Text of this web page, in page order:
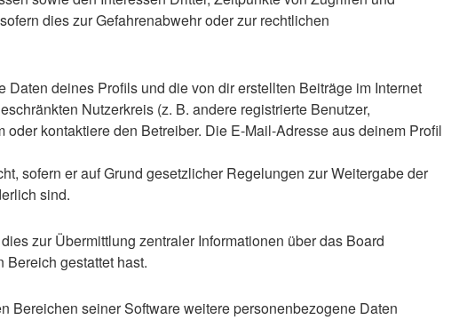
dies zur Gefahrenabwehr oder zur rechtlichen
deines Profils und die von dir erstellten Beiträge im Internet
Nutzerkreis (z. B. andere registrierte Benutzer,
kontaktiere den Betreiber. Die E-Mail-Adresse aus deinem Profil
sofern er auf Grund gesetzlicher Regelungen zur Weitergabe der
sind.
zur Übermittlung zentraler Informationen über das Board
gestattet hast.
Bereichen seiner Software weitere personenbezogene Daten